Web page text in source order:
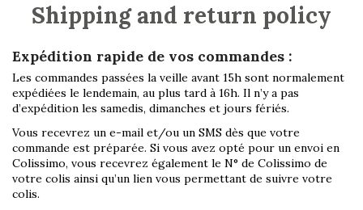
Shipping and return policy
Expédition rapide de vos commandes :
Les commandes passées la veille avant 15h sont normalement
expédiées le lendemain, au plus tard à 16h. Il n’y a pas
d’expédition les samedis, dimanches et jours fériés.
Vous recevrez un e-mail et/ou un SMS dès que votre
commande est préparée. Si vous avez opté pour un envoi en
Colissimo, vous recevrez également le N° de Colissimo de
votre colis ainsi qu’un lien vous permettant de suivre votre
colis.